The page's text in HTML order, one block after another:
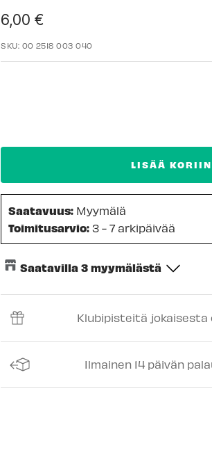
Alennushinta
6,00 €
SKU: 00 2518 003 040
LISÄÄ KORIIN
Saatavuus: Myymälä
Toimitusarvio:3 - 7 arkipäivää
Saatavilla 3 myymälästä
Keskusvarasto-Tilapäisesti loppu
Espoon Myymälä-Tilapäisesti loppu
Klubipisteitä jokaisesta
Ilmainen 14 päivän